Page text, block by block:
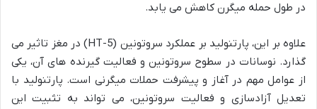
در طول حمله میگرن کاهش می یابد.
علاوه بر این، پارتنولید بر عملکرد سروتونین (5-HT) در مغز تاثیر می
گذارد. نوسانات در سطوح سروتونین و فعالیت گیرنده های آن، یکی
از عوامل مهم در آغاز و پیشرفت حملات میگرنی است. پارتنولید با
تعدیل آزادسازی و فعالیت سروتونین، می تواند به تثبیت این